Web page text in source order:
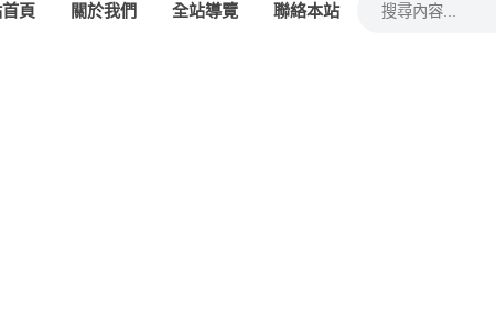
頁 關於我們 全站導覽 聯絡本站